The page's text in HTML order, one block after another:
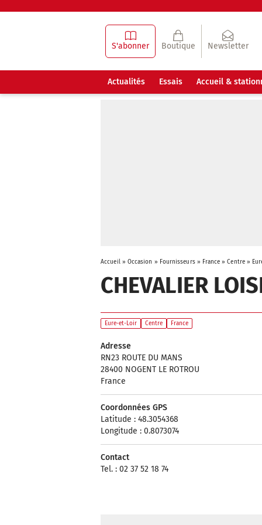
S'abonner Boutique Newsletter
Actualités Essais Accueil &
Accueil» Occasion » Fournisseurs» France »Centre»
CHEVALIER
Eure-et-Loir Centre France
Adresse
RN23 ROUTE DU MANS
28400 NOGENT LE ROTROU
France
Coordonnées GPS
Latitude : 48.3054368
Longitude : 0.8073074
Contact
Tel. : 02 37 52 18 74